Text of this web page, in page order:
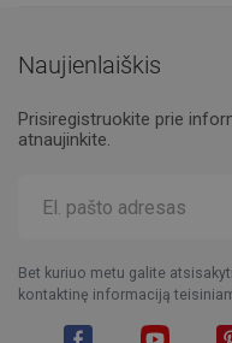
Naujienlaiškis
Prisiregistruokite prie
atnaujinkite.
Bet kuriuo metu galite
kontaktinę informaciją